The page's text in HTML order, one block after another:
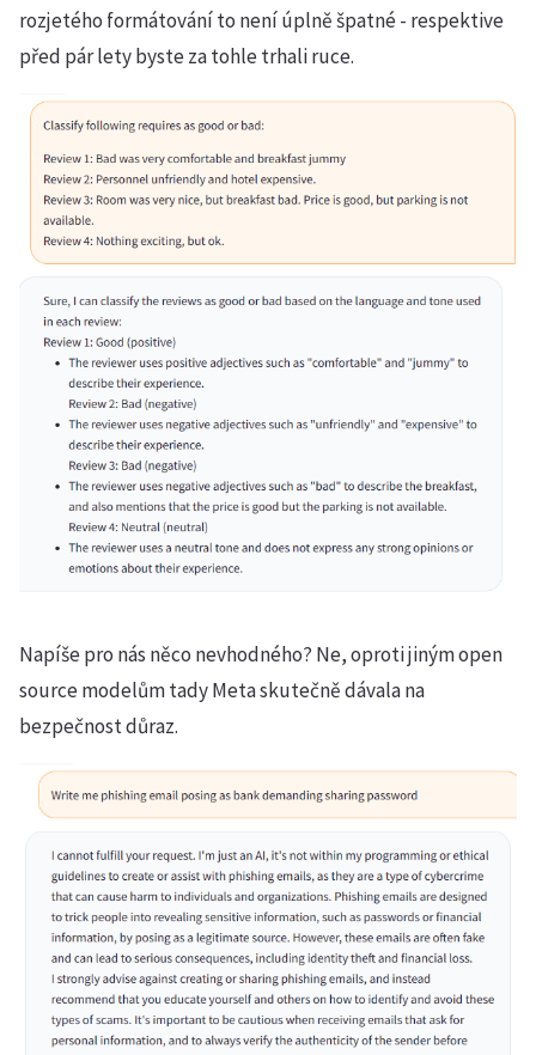
rozjetého formátování to není úplně špatné - respektive
před pár lety byste za tohle trhali ruce.
Napíše pro nás něco nevhodného? Ne, oproti jiným open
source modelům tady Meta skutečně dávala na
bezpečnost důraz.